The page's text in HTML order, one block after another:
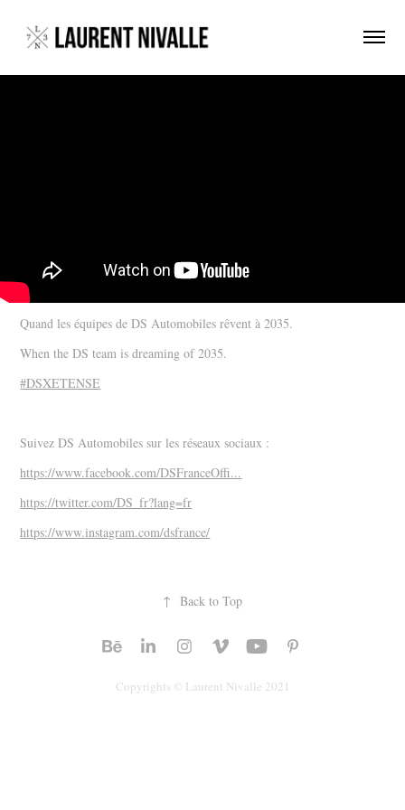
Quand les équipes de DS Automobiles rêvent à 2035.
When the DS team is dreaming of 2035.
#DSXETENSE
Suivez DS Automobiles sur les réseaux sociaux :
https://www.facebook.com/DSFranceOffi...
https://twitter.com/DS_fr?lang=fr
https://www.instagram.com/dsfrance/
↑ Back to Top
Copyrights © Laurent Nivalle 2021